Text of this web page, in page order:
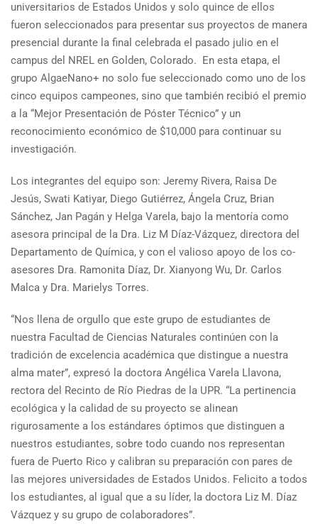
universitarios de Estados Unidos y solo quince de ellos
fueron seleccionados para presentar sus proyectos de manera
presencial durante la final celebrada el pasado julio en el
campus del NREL en Golden, Colorado. En esta etapa, el
grupo AlgaeNano+ no solo fue seleccionado como uno de los
cinco equipos campeones, sino que también recibió el premio
a la “Mejor Presentación de Póster Técnico” y un
reconocimiento económico de $10,000 para continuar su
investigación.
Los integrantes del equipo son: Jeremy Rivera, Raisa De
Jesús, Swati Katiyar, Diego Gutiérrez, Ángela Cruz, Brian
Sánchez, Jan Pagán y Helga Varela, bajo la mentoría como
asesora principal de la Dra. Liz M Díaz-Vázquez, directora del
Departamento de Química, y con el valioso apoyo de los co-
asesores Dra. Ramonita Díaz, Dr. Xianyong Wu, Dr. Carlos
Malca y Dra. Marielys Torres.
“Nos llena de orgullo que este grupo de estudiantes de
nuestra Facultad de Ciencias Naturales continúen con la
tradición de excelencia académica que distingue a nuestra
alma mater”, expresó la doctora Angélica Varela Llavona,
rectora del Recinto de Río Piedras de la UPR. “La pertinencia
ecológica y la calidad de su proyecto se alinean
rigurosamente a los estándares óptimos que distinguen a
nuestros estudiantes, sobre todo cuando nos representan
fuera de Puerto Rico y calibran su preparación con pares de
las mejores universidades de Estados Unidos. Felicito a todos
los estudiantes, al igual que a su líder, la doctora Liz M. Díaz
Vázquez y su grupo de colaboradores”.